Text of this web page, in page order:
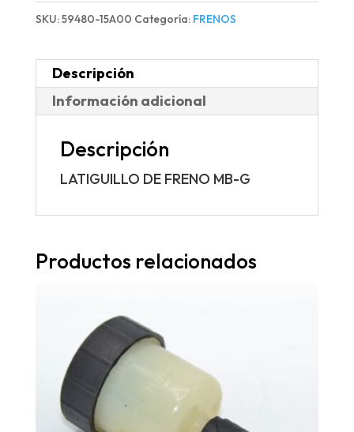
SKU:59480-15A00 Categoría: FRENOS
Descripción
Información adicional
Descripción
LATIGUILLO DE FRENO MB-G
Productos relacionados